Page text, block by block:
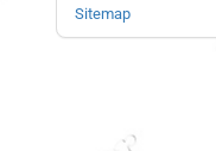
Sitemap